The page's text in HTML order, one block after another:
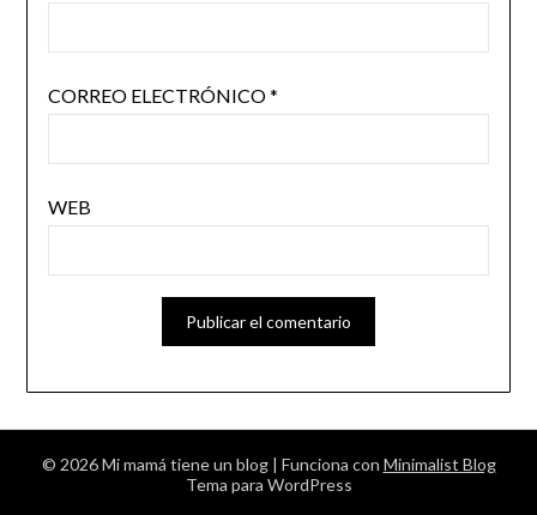
CORREO ELECTRÓNICO*
WEB
© 2026 Mi mamá tiene un blog | Funciona con Minimalist Blog
Tema para WordPress